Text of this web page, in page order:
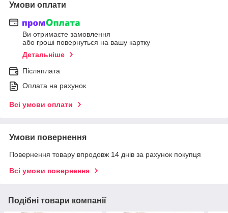
Умови оплати
Ви отримаєте замовлення
або гроші повернуться на вашу картку
Детальніше
Післяплата
Оплата на рахунок
Всі умови оплати
Умови повернення
Повернення товару впродовж 14 днів за рахунок покупця
Всі умови повернення
Подібні товари компанії